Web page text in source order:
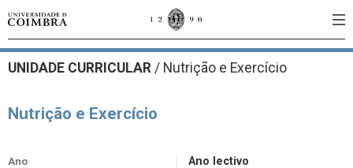
UNIDADE CURRICULAR / Nutrição e Exercício
Nutrição e Exercício
Ano Ano lectivo